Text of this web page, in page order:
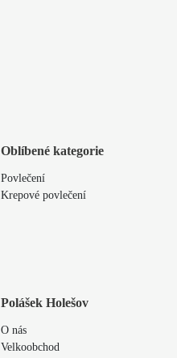
Oblíbené kategorie
Povlečení
Krepové povlečení
Polášek Holešov
O nás
Velkoobchod